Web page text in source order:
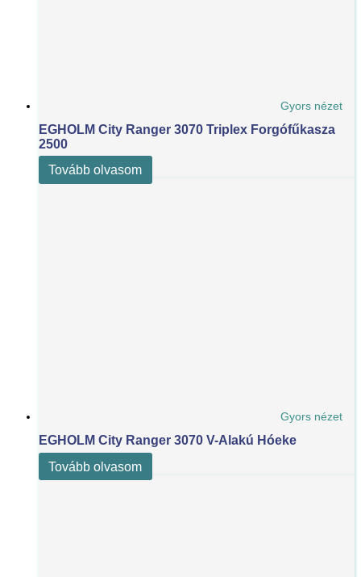
Gyors nézet
EGHOLM City Ranger 3070 Triplex Forgófűkasza
2500
Tovább olvasom
Gyors nézet
EGHOLM City Ranger 3070 V-Alakú Hóeke
Tovább olvasom